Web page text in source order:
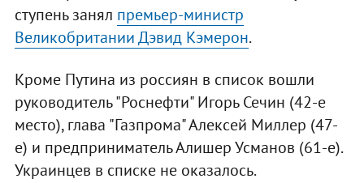
ступень занял премьер-министр
Великобритании Дэвид Кэмерон.
Кроме Путина из россиян в список вошли
руководитель "Роснефти" Игорь Сечин (42-е
место), глава "Газпрома" Алексей Миллер (47-
е) и предприниматель Алишер Усманов (61-е).
Украинцев в списке не оказалось.